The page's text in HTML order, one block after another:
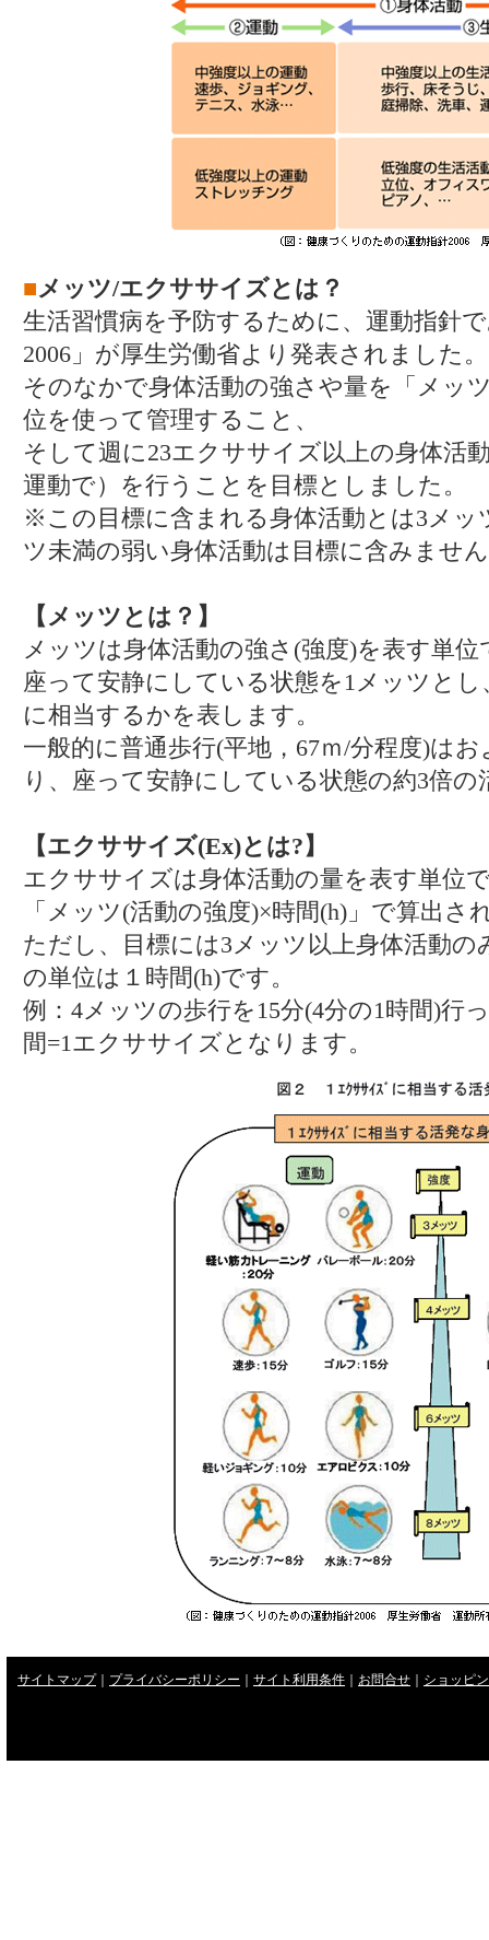
■メッツ/エクササイズとは？
生活習慣病を予防するために、運動指針
2006」が厚生労働省より発表されました。
そのなかで身体活動の強さや量を「メッ
位を使って管理すること、
そして週に23エクササイズ以上の身体活
運動で）を行うことを目標としました。
※この目標に含まれる身体活動とは3メッ
ツ未満の弱い身体活動は目標に含みませ
【メッツとは？】
メッツは身体活動の強さ(強度)を表す単位
座って安静にしている状態を1メッツと
に相当するかを表します。
一般的に普通歩行(平地，67ｍ/分程度)は
り、座って安静にしている状態の約3倍
【エクササイズ(Ex)とは?】
エクササイズは身体活動の量を表す単位
「メッツ(活動の強度)×時間(h)」で算出さ
ただし、目標には3メッツ以上身体活動
の単位は１時間(h)です。
例：4メッツの歩行を15分(4分の1時間)行
間=1エクササイズとなります。
サイトマップ｜ プライバシーポリシー サイト利用条件 お問合せ ショッピ